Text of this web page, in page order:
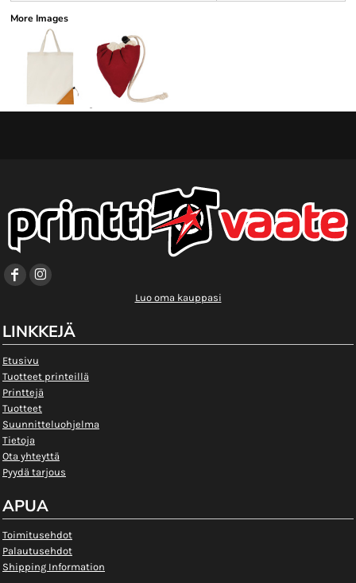
More Images
Luo oma kauppasi
LINKKEJÄ
Etusivu
Tuotteet printeillä
Printtejä
Tuotteet
Suunnitteluohjelma
Tietoja
Ota yhteyttä
Pyydä tarjous
APUA
Toimitusehdot
Palautusehdot
Shipping Information